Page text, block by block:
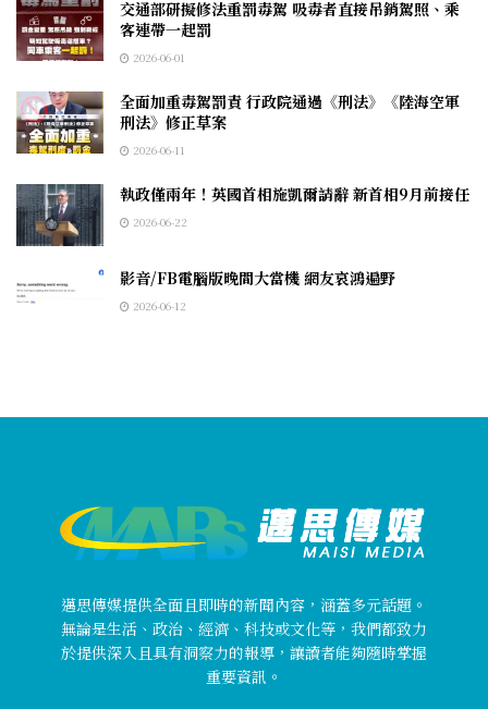
交通部研擬修法重罰毒駕 吸毒者直接吊銷駕照、乘
客連帶一起罰
2026-06-01
全面加重毒駕罰責 行政院通過《刑法》《陸海空軍
刑法》修正草案
2026-06-11
執政僅兩年！英國首相施凱爾請辭 新首相9月前接任
2026-06-22
影音/FB電腦版晚間大當機 網友哀鴻遍野
2026-06-12
邁思傳媒提供全面且即時的新聞內容，涵蓋多元話題。
無論是生活、政治、經濟、科技或文化等，我們都致力
於提供深入且具有洞察力的報導，讓讀者能夠隨時掌握
重要資訊。